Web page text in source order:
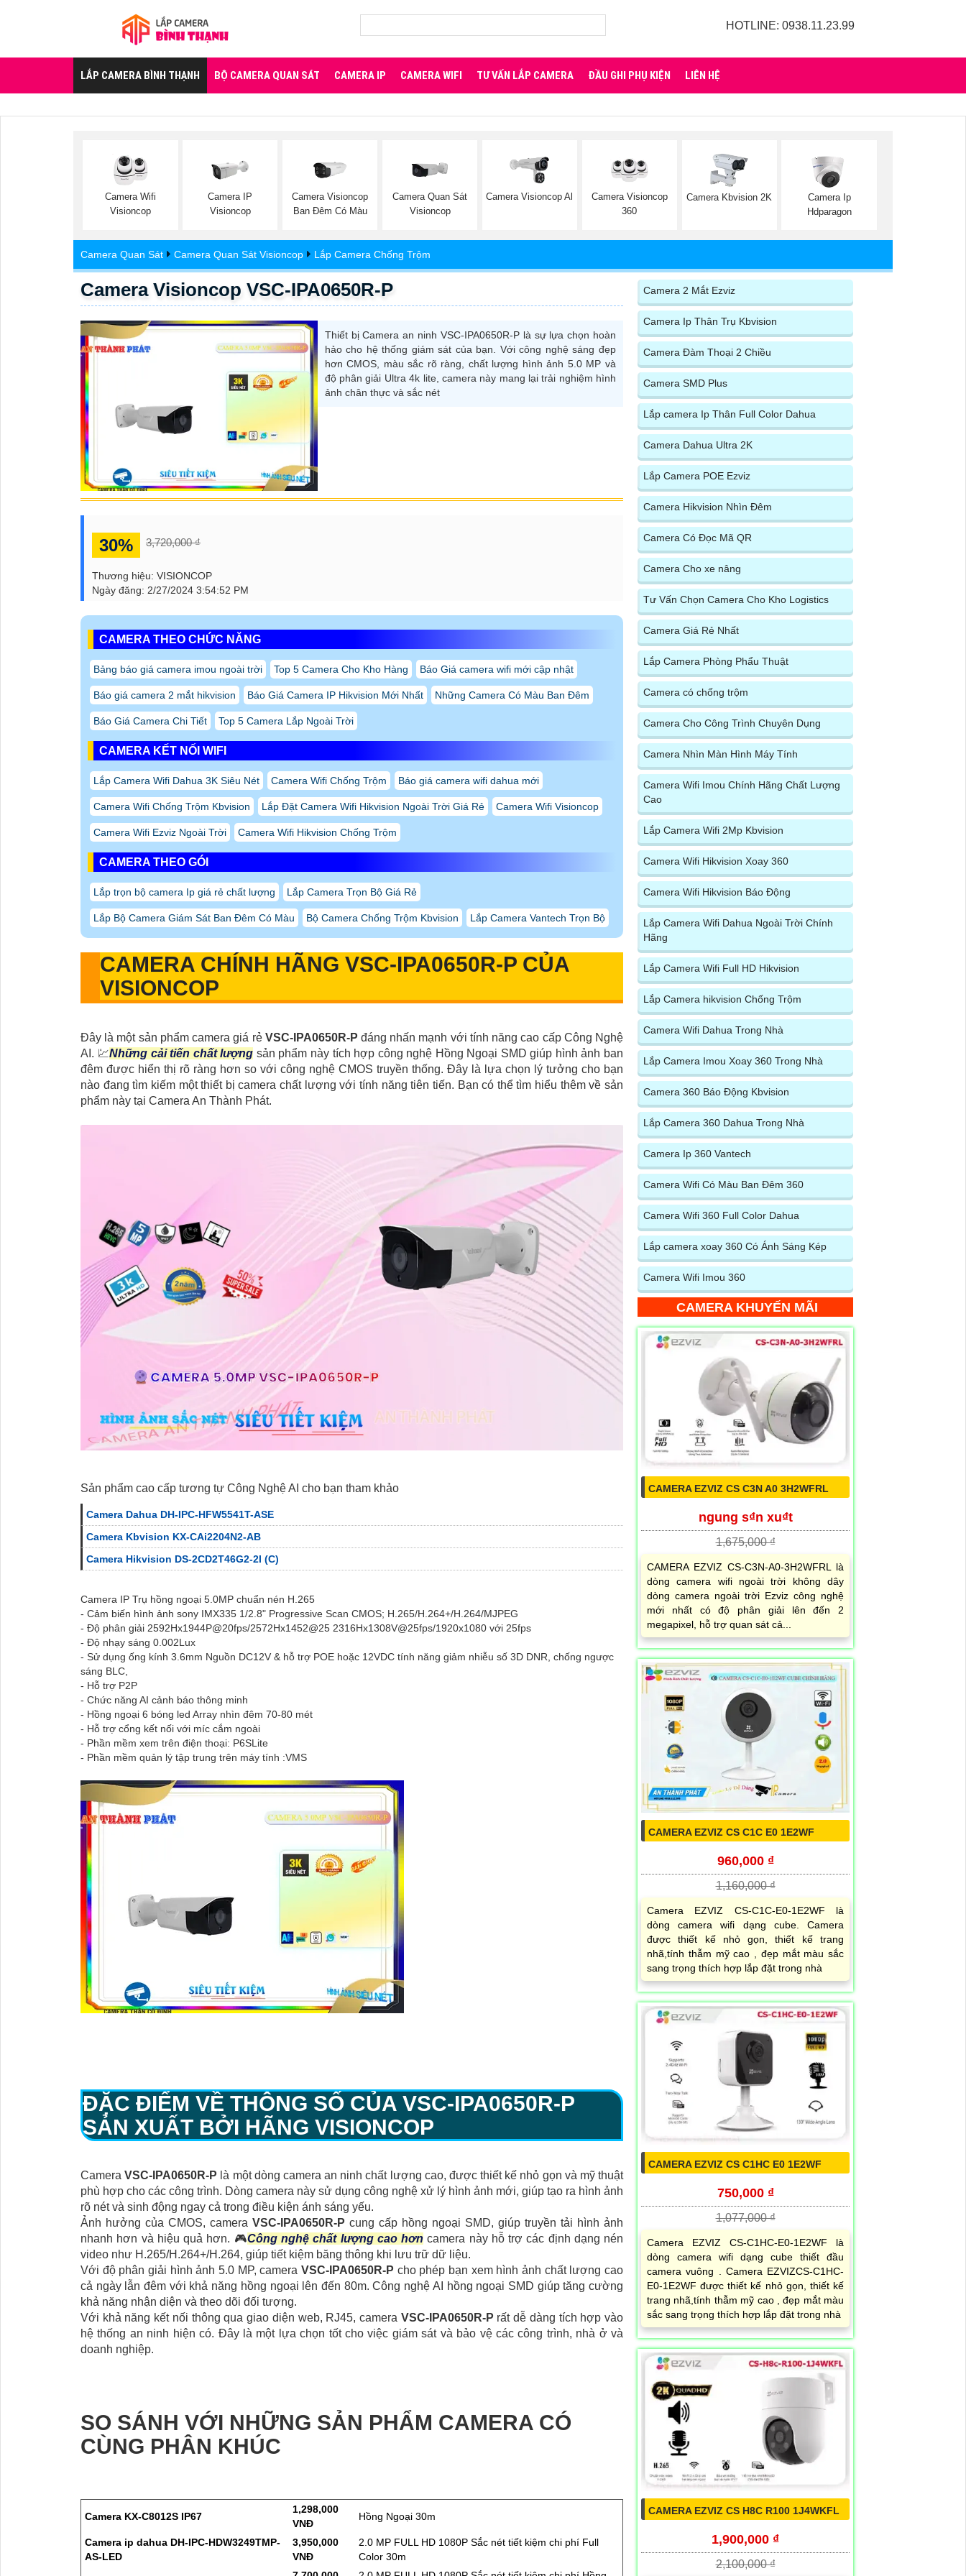
HOTLINE: 0938.11.23.99
LẮP CAMERA BÌNH THẠNH BỘ CAMERA QUAN SÁT CAMERA IP CAMERA WIFI TƯ VẤN LẮP CAMERA ĐẦU GHI PHỤ KIỆN LIÊN HỆ
Camera Wifi
Visioncop
Camera IP
Visioncop
Camera Visioncop
Ban Đêm Có Màu
Camera Quan Sát
Visioncop
Camera Visioncop Al
Camera Visioncop
360
Camera Kbvision 2K
Camera Ip
Hdparagon
Camera Quan Sát Camera Quan Sát Visioncop Lắp Camera Chống Trộm
Camera Visioncop VSC-IPA0650R-P
Thiết bị Camera an ninh VSC-IPA0650R-P là sự lựa chọn hoàn
hảo cho hệ thống giám sát của bạn. Với công nghệ sáng đẹp
hơn CMOS, màu sắc rõ ràng, chất lượng hình ảnh 5.0 MP và
độ phân giải Ultra 4k lite, camera này mang lại trải nghiệm hình
ảnh chân thực và sắc nét
30% 3,720,000 ₫
Thương hiệu: VISIONCOP
Ngày đăng: 2/27/2024 3:54:52 PM
CAMERA THEO CHỨC NĂNG
Bảng báo giá camera imou ngoài trời Top 5 Camera Cho Kho Hàng Báo Giá camera wifi mới cập nhật
Báo giá camera 2 mắt hikvision Báo Giá Camera IP Hikvision Mới Nhất Những Camera Có Màu Ban Đêm
Báo Giá Camera Chi Tiết Top 5 Camera Lắp Ngoài Trời
CAMERA KẾT NỐI WIFI
Lắp Camera Wifi Dahua 3K Siêu Nét Camera Wifi Chống Trộm Báo giá camera wifi dahua mới
Camera Wifi Chống Trộm Kbvision Lắp Đặt Camera Wifi Hikvision Ngoài Trời Giá Rẻ Camera Wifi Visioncop
Camera Wifi Ezviz Ngoài Trời Camera Wifi Hikvision Chống Trộm
CAMERA THEO GÓI
Lắp trọn bộ camera Ip giá rẻ chất lượng Lắp Camera Trọn Bộ Giá Rẻ
Lắp Bộ Camera Giám Sát Ban Đêm Có Màu Bộ Camera Chống Trộm Kbvision Lắp Camera Vantech Trọn Bộ
CAMERA CHÍNH HÃNG VSC-IPA0650R-P CỦA
VISIONCOP
Đây là một sản phẩm camera giá rẻ VSC-IPA0650R-Pđáng nhấn mạnh với tính năng cao cấp Công Nghệ
AI. 💹Những cải tiến chất lượng sản phẩm này tích hợp công nghệ Hồng Ngoại SMD giúp hình ảnh ban
đêm được hiển thị rõ ràng hơn so với công nghệ CMOS truyền thống. Đây là lựa chọn lý tưởng cho bạn
nào đang tìm kiếm một thiết bị camera chất lượng với tính năng tiên tiến. Bạn có thể tìm hiểu thêm về sản
phẩm này tại Camera An Thành Phát.
Sản phẩm cao cấp tương tự Công Nghệ AI cho bạn tham khảo
Camera Dahua DH-IPC-HFW5541T-ASE
Camera Kbvision KX-CAi2204N2-AB
Camera Hikvision DS-2CD2T46G2-2I (C)
Camera IP Trụ hồng ngoại 5.0MP chuẩn nén H.265
- Cảm biến hình ảnh sony IMX335 1/2.8" Progressive Scan CMOS; H.265/H.264+/H.264/MJPEG
- Độ phân giải 2592Hx1944P@20fps/2572Hx1452@25 2316Hx1308V@25fps/1920x1080 với 25fps
- Độ nhạy sáng 0.002Lux
- Sử dụng ống kính 3.6mm Nguồn DC12V & hỗ trợ POE hoặc 12VDC tính năng giảm nhiễu số 3D DNR, chống ngược
sáng BLC,
- Hỗ trợ P2P
- Chức năng AI cảnh báo thông minh
- Hồng ngoại 6 bóng led Array nhìn đêm 70-80 mét
- Hỗ trợ cổng kết nối với míc cắm ngoài
- Phần mềm xem trên điện thoại: P6SLite
- Phần mềm quản lý tập trung trên máy tính :VMS
ĐẶC ĐIỂM VỀ THÔNG SỐ CỦA VSC-IPA0650R-P
SẢN XUẤT BỞI HÃNG VISIONCOP
CameraVSC-IPA0650R-P là một dòng camera an ninh chất lượng cao, được thiết kế nhỏ gọn và mỹ thuật
phù hợp cho các công trình. Dòng camera này sử dụng công nghệ xử lý hình ảnh mới, giúp tạo ra hình ảnh
rõ nét và sinh động ngay cả trong điều kiện ánh sáng yếu.
Ảnh hưởng của CMOS, camera VSC-IPA0650R-P cung cấp hồng ngoại SMD, giúp truyền tải hình ảnh
nhanh hơn và hiệu quả hơn. 🎮Công nghệ chất lượng cao hơn camera này hỗ trợ các định dạng nén
video như H.265/H.264+/H.264, giúp tiết kiệm băng thông khi lưu trữ dữ liệu.
Với độ phân giải hình ảnh 5.0 MP, camera VSC-IPA0650R-P cho phép bạn xem hình ảnh chất lượng cao
cả ngày lẫn đêm với khả năng hồng ngoại lên đến 80m. Công nghệ AI hồng ngoại SMD giúp tăng cường
khả năng nhận diện và theo dõi đối tượng.
Với khả năng kết nối thông qua giao diện web, RJ45, camera VSC-IPA0650R-P rất dễ dàng tích hợp vào
hệ thống an ninh hiện có. Đây là một lựa chọn tốt cho việc giám sát và bảo vệ các công trình, nhà ở và
doanh nghiệp.
SO SÁNH VỚI NHỮNG SẢN PHẨM CAMERA CÓ
CÙNG PHÂN KHÚC
Camera KX-C8012S IP67
1,298,000
VNĐ
Hồng Ngoại 30m
Camera ip dahua DH-IPC-HDW3249TMP-
AS-LED
3,950,000
VNĐ
2.0 MP FULL HD 1080P Sắc nét tiết kiệm chi phí Full
Color 30m
Camera 2 Mắt Ezviz
Camera Ip Thân Trụ Kbvision
Camera Đàm Thoại 2 Chiều
Camera SMD Plus
Lắp camera Ip Thân Full Color Dahua
Camera Dahua Ultra 2K
Lắp Camera POE Ezviz
Camera Hikvision Nhìn Đêm
Camera Có Đọc Mã QR
Camera Cho xe nâng
Tư Vấn Chọn Camera Cho Kho Logistics
Camera Giá Rẻ Nhất
Lắp Camera Phòng Phẩu Thuật
Camera có chống trộm
Camera Cho Công Trình Chuyên Dụng
Camera Nhìn Màn Hình Máy Tính
Camera Wifi Imou Chính Hãng Chất Lượng
Cao
Lắp Camera Wifi 2Mp Kbvision
Camera Wifi Hikvision Xoay 360
Camera Wifi Hikvision Báo Động
Lắp Camera Wifi Dahua Ngoài Trời Chính
Hãng
Lắp Camera Wifi Full HD Hikvision
Lắp Camera hikvision Chống Trộm
Camera Wifi Dahua Trong Nhà
Lắp Camera Imou Xoay 360 Trong Nhà
Camera 360 Báo Động Kbvision
Lắp Camera 360 Dahua Trong Nhà
Camera Ip 360 Vantech
Camera Wifi Có Màu Ban Đêm 360
Camera Wifi 360 Full Color Dahua
Lắp camera xoay 360 Có Ánh Sáng Kép
Camera Wifi Imou 360
CAMERA KHUYẾN MÃI
CAMERA EZVIZ CS C3N A0 3H2WFRL
ngung s₫n xu₫t
1,675,000 ₫
CAMERA EZVIZ CS-C3N-A0-3H2WFRL là
dòng camera wifi ngoài trời không dây
dòng camera ngoài trời Ezviz công nghệ
mới nhất có độ phân giải lên đến 2
megapixel, hỗ trợ quan sát cả...
CAMERA EZVIZ CS C1C E0 1E2WF
960,000 ₫
1,160,000 ₫
Camera EZVIZ CS-C1C-E0-1E2WF là
dòng camera wifi dạng cube. Camera
được thiết kế nhỏ gọn, thiết kế trang
nhã,tính thẫm mỹ cao , đẹp mắt màu sắc
sang trọng thích hợp lắp đặt trong nhà
CAMERA EZVIZ CS C1HC E0 1E2WF
750,000 ₫
1,077,000 ₫
Camera EZVIZ CS-C1HC-E0-1E2WF là
dòng camera wifi dạng cube thiết đầu
camera vuông . Camera EZVIZCS-C1HC-
E0-1E2WF được thiết kế nhỏ gọn, thiết kế
trang nhã,tính thẫm mỹ cao , đẹp mắt màu
sắc sang trọng thích hợp lắp đặt trong nhà
CAMERA EZVIZ CS H8C R100 1J4WKFL
1,900,000 ₫
2,100,000 ₫